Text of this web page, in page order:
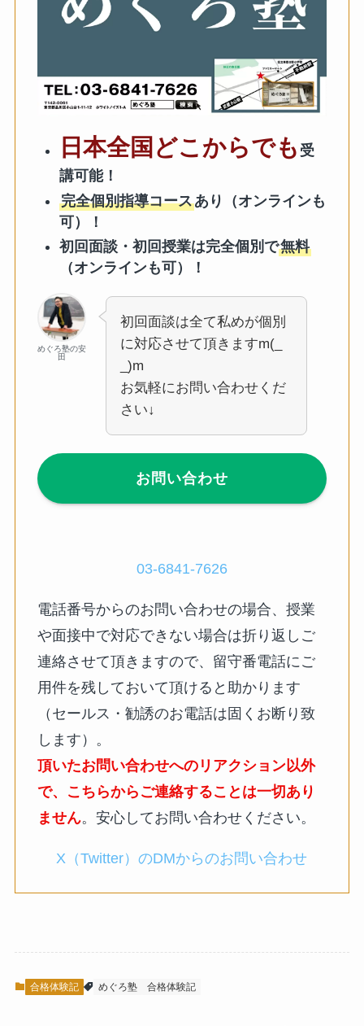
日本全国どこからでも 受
講可能！
完全個別指導コースあり（オンラインも
可）！
初回面談・初回授業は完全個別で無料
（オンラインも可）！
めぐろ塾の安
田
初回面談は全て私めが個別
に対応させて頂きますm(_
_)m
お気軽にお問い合わせくだ
さい↓
お問い合わせ
03-6841-7626
電話番号からのお問い合わせの場合、授業
や面接中で対応できない場合は折り返しご
連絡させて頂きますので、留守番電話にご
用件を残しておいて頂けると助かります
（セールス・勧誘のお電話は固くお断り致
します）。
頂いたお問い合わせへのリアクション以外
で、こちらからご連絡することは一切あり
ません。安心してお問い合わせください。
X（Twitter）のDMからのお問い合わせ
合格体験記 めぐろ塾 合格体験記